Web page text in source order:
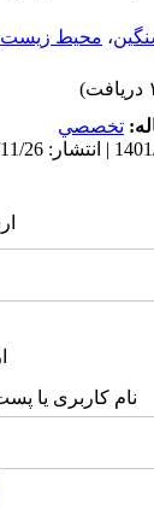
، محیط زیست
تخصصي
نام کاربری یا